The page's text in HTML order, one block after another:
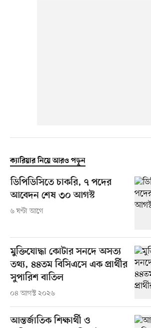
ক্যারিয়ার নিয়ে আরও পড়ুন
ডিপিডিসিতে চাকরি, ৭ পদের
আবেদন শেষ ৩০ আগস্ট
৬ ঘণ্টা আগে
মুক্তিযোদ্ধা কোটার সনদে অসত্য
তথ্য, ৪৪তম বিসিএসে এক প্রার্থীর
সুপারিশ বাতিল
০৪ আগস্ট ২০২৬
আন্তর্জাতিক শিক্ষার্থী ও